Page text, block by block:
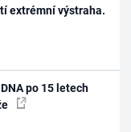
extrémní výstraha.
po 15 letech